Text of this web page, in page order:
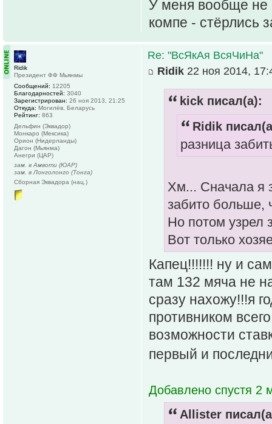
У меня вообще не
компе - стёрлись
Re: "ВсЯкАя ВсяЧиНа"
Ridik 22 ноя 2014,
kick писал(а):
Ridik
разница
Хм... Сначала я
забито больше,
Но потом узрел
Вот только
Капец!!!!!!! ну и
там 132 мяча не
сразу нахожу!!!я
противником
возможности
первый и
Добавлено спустя 2
Allister
Ridik
Президент ФФ Мьянмы
Сообщений: 12205
Благодарностей: 3040
Зарегистрирован: 26 ноя 2013, 21:25
Откуда: Могилёв, Беларусь
Рейтинг: 863
Дельфин (Эквадор)
Монкаро (Мексика)
Орион (Нидерланды)
Дагон (Мьянма)
Анегри (ЦАР)
зам. в Амвоти (ЮАР)
зам. в Лонголонго (Тонга)
Сборная Эквадора (нац.)